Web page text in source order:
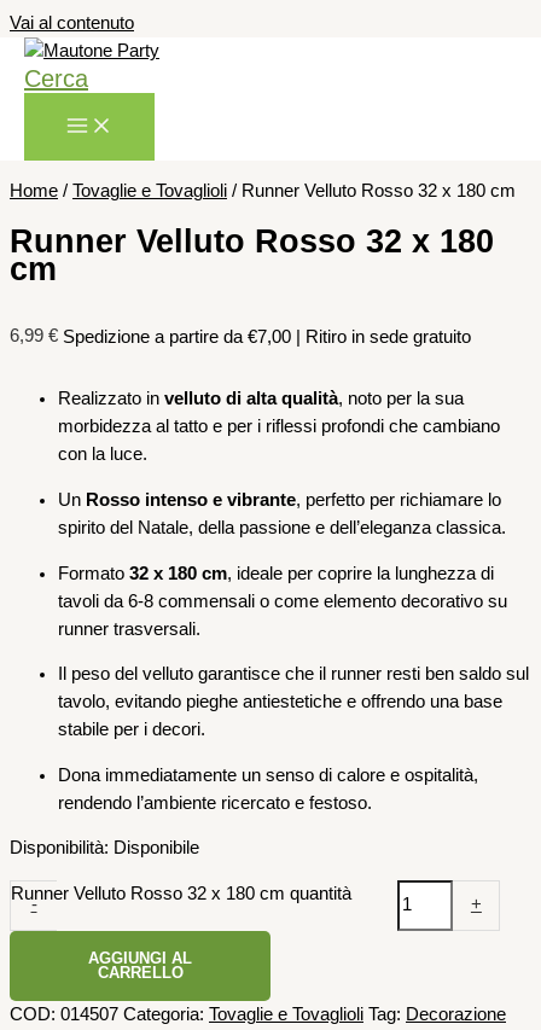
Vai al contenuto
Cerca
Home / Tovaglie e Tovaglioli / Runner Velluto Rosso 32 x 180 cm
Runner Velluto Rosso 32 x 180
cm
6,99 € Spedizione a partire da €7,00 | Ritiro in sede gratuito
Realizzato in velluto di alta qualità, noto per la sua
morbidezza al tatto e per i riflessi profondi che cambiano
con la luce.
Un Rosso intenso e vibrante, perfetto per richiamare lo
spirito del Natale, della passione e dell’eleganza classica.
Formato 32 x 180 cm, ideale per coprire la lunghezza di
tavoli da 6-8 commensali o come elemento decorativo su
runner trasversali.
Il peso del velluto garantisce che il runner resti ben saldo sul
tavolo, evitando pieghe antiestetiche e offrendo una base
stabile per i decori.
Dona immediatamente un senso di calore e ospitalità,
rendendo l’ambiente ricercato e festoso.
Disponibilità: Disponibile
-
Runner Velluto Rosso 32 x 180 cm quantità
+
AGGIUNGI AL
CARRELLO
COD: 014507 Categoria: Tovaglie e Tovaglioli Tag: Decorazione